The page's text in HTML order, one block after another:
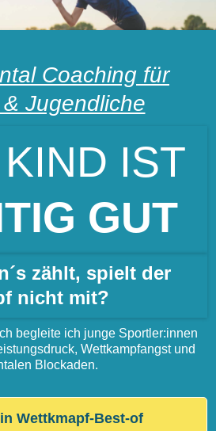
Coaching für
Jugendliche
IST
GUT
zählt, spielt der
nicht mit?
begleite ich junge Sportler:innen
Wettkampfangst und
Blockaden.
Wettkmapf-Best-of